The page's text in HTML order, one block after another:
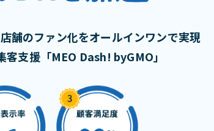
舗のファン化をオールインワンで実現
支援「MEO Dash! byGMO」